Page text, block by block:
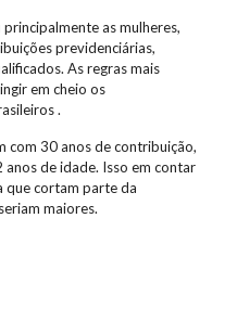
as mulheres,
previdenciárias,
As regras mais
em cheio os
.
com 30 anos de contribuição,
de idade. Isso em contar
que cortam parte da
maiores.